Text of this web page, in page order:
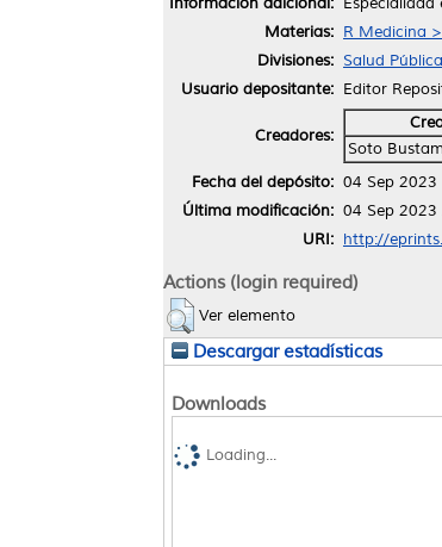
Materias: R Medicina
Divisiones: Salud
Usuario depositante: Editor
Creadores:
Soto
Fecha del depósito: 04 Sep 2023
Última modificación: 04 Sep 2023
URI: http://
Actions (login required)
Ver elemento
Descargar estadísticas
Downloads
Loading...